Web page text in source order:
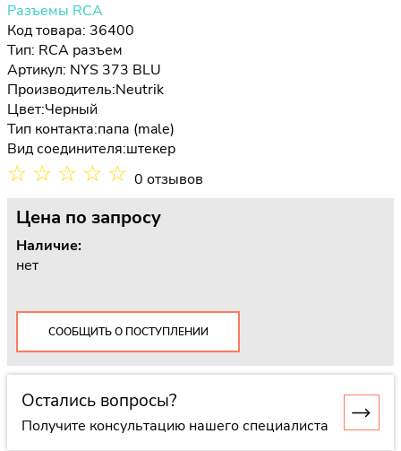
Разъемы RCA
Код товара: 36400
Тип: RCA разъем
Артикул: NYS 373 BLU
Производитель:Neutrik
Цвет:Черный
Тип контакта:папа (male)
Вид соединителя:штекер
☆ ☆ ☆ ☆ ☆ 0 отзывов
Цена по запросу
Наличие:
нет
СООБЩИТЬ О ПОСТУПЛЕНИИ
Остались вопросы?
Получите консультацию нашего специалиста